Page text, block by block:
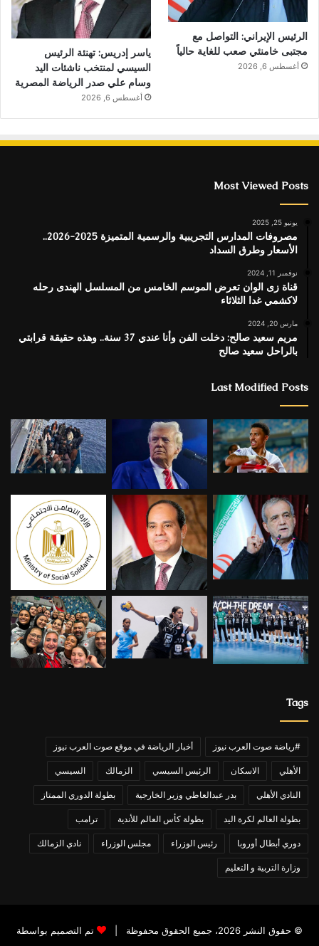
الرئيس الإيراني: التواصل مع
مجتبى خامنئي صعب للغاية حالياً
أغسطس 6, 2026
ياسر إدريس: تهنئة الرئيس
السيسي لمنتخب ناشئات اليد
وسام علي صدر الرياضة المصرية
أغسطس 6, 2026
Most Viewed Posts
يونيو 25, 2025
مصروفات المدارس التجريبية والرسمية المتميزة 2025-2026..
الأسعار وطرق السداد
نوفمبر 11, 2024
قناة زى الوان تعرض الموسم الخامس من المسلسل الهندى رحله
لاكشمي غدا الثلاثاء
مارس 20, 2024
مريم سعيد صالح: دخلت الفن وأنا عندي 37 سنة.. وهذه حقيقة قرابتي
بالراحل سعيد صالح
Last Modified Posts
Tags
#رياضة صوت العرب نيوز أخبار الرياضة في موقع صوت العرب نيوز
الأهلي الاسكان الرئيس السيسي الزمالك السيسي
النادي الأهلي بدر عبدالعاطي وزير الخارجية بطولة الدوري الممتاز
بطولة العالم لكرة اليد بطولة كأس العالم للأندية ترامب
دوري أبطال أوروبا رئيس الوزراء مجلس الوزراء نادي الزمالك
وزارة التربية و التعليم
© حقوق النشر 2026، جميع الحقوق محفوظة | تم التصميم بواسطة